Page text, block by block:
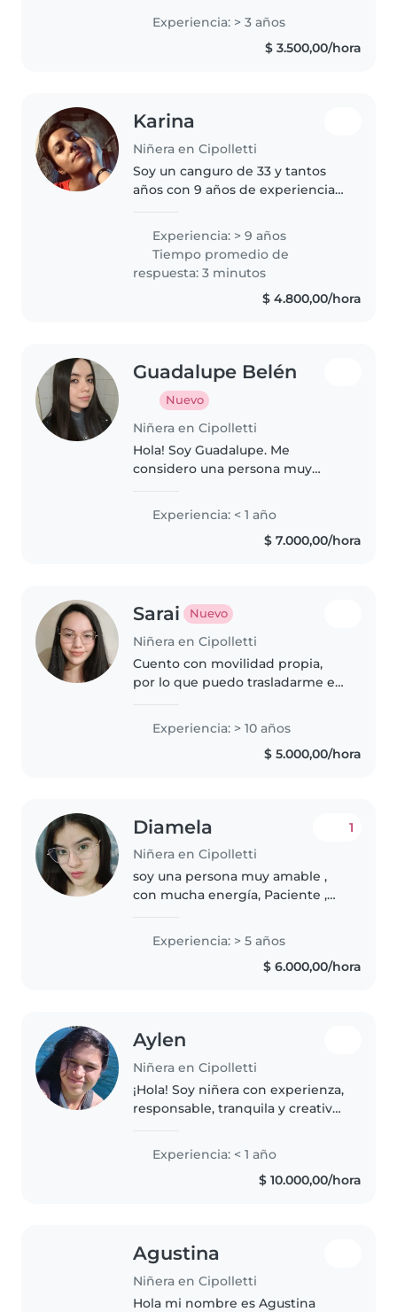
edad de preescolar y primaria.
Me encanta dibujar, jugar y
ayudar con las tareas. Soy
Experiencia: > 3 años
$ 3.500,00/hora
Karina
Niñera en Cipolletti
Soy un canguro de 33 y tantos
años con 9 años de experiencia
primaria. Tengo estudios
terciarios y estoy certificado en
primeros auxilios. Me destaco
por..
Experiencia: > 9 años
Tiempo promedio de
respuesta: 3 minutos
$ 4.800,00/hora
Guadalupe Belén
Nuevo
Niñera en Cipolletti
Hola! Soy Guadalupe. Me
considero una persona muy
dedicada. Cuento con
experiencia cuidando a una nena
desde su primer año de vida,
Experiencia: < 1 año
$ 7.000,00/hora
Sarai Nuevo
Niñera en Cipolletti
Cuento con movilidad propia,
por lo que puedo trasladarme en
Soy muy responsable y puntual.
Cursos de RCP y conocimientos..
Experiencia: > 10 años
$ 5.000,00/hora
Diamela
Niñera en Cipolletti
1
soy una persona muy amable ,
con mucha energía, Paciente ,
mucha creatividad e
imaginación ,tengo habilidades
interpersonales y comunicativas,
Experiencia: > 5 años
$ 6.000,00/hora
Aylen
Niñera en Cipolletti
¡Hola! Soy niñera con experienza,
responsable, tranquila y creativa.
de nivel inicial y me encanta
trabajar con niños de todas las
edades. Puedo leer..
Experiencia: < 1 año
$ 10.000,00/hora
Agustina
Niñera en Cipolletti
Hola mi nombre es Agustina